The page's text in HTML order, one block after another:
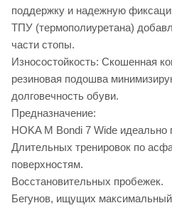
поддержку и надежную
ТПУ (термополиуретана)
части стопы.
Износостойкость: Скошенная
резиновая подошва
долговечность обуви.
Предназначение:
HOKA M Bondi 7 Wide идеально
Длительных тренировок по
поверхностям.
Восстановительных пробежек.
Бегунов, ищущих